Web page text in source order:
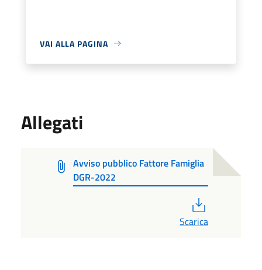
VAI ALLA PAGINA
Allegati
Avviso pubblico Fattore Famiglia
DGR-2022
Scarica